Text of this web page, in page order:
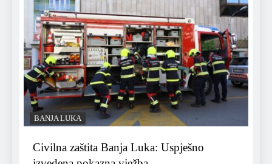
BANJA LUKA
Civilna zaštita Banja Luka: Uspješno